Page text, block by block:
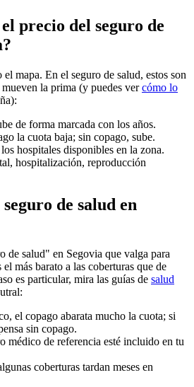
precio del seguro de
mapa. En el seguro de salud, estos son
la prima (y puedes vercómo lo
de forma marcada con los años.
la cuota baja; sin copago, sube.
hospitales disponibles en la zona.
hospitalización, reproducción
de salud en
de salud" en Segovia que valga para
más barato a las coberturas que de
es particular, mira las guías de salud
el copago abarata mucho la cuota; si
sin copago.
médico de referencia esté incluido en tu
coberturas tardan meses en